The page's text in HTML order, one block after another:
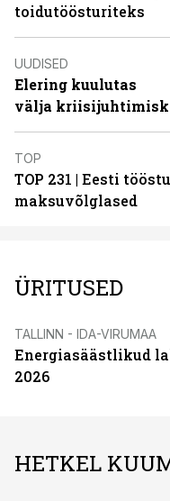
toidutöösturiteks
UUDISED
Elering kuulutas
välja
TOP
TOP 231 | Eesti
maksuvõlglased
ÜRITUSED
TALLINN - IDA-VIRUMAA
Energiasäästlikud
2026
HETKEL